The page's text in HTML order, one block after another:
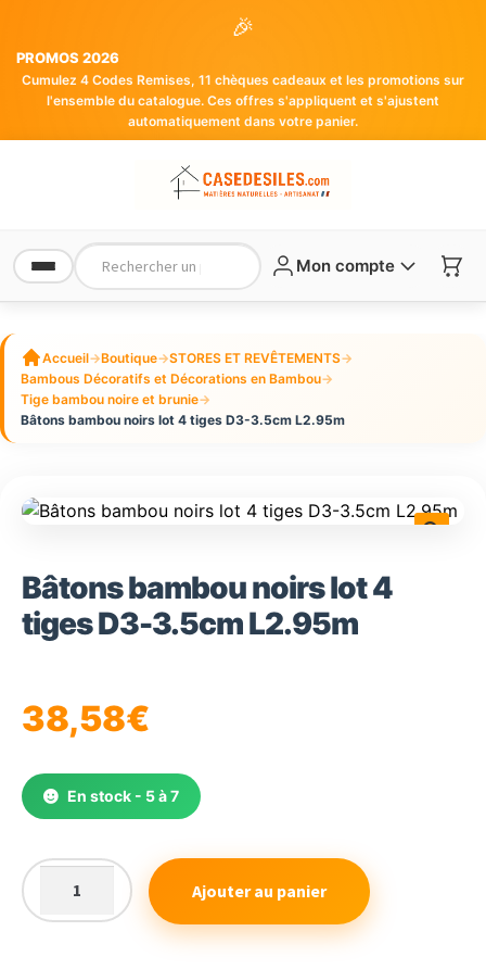
🎉
PROMOS 2026
Cumulez 4 Codes Remises, 11 chèques cadeaux et les promotions sur
l'ensemble du catalogue. Ces offres s'appliquent et s'ajustent
automatiquement dans votre panier.
Mon compte
Accueil→Boutique→STORES ET REVÊTEMENTS→
Bambous Décoratifs et Décorations en Bambou→
Tige bambou noire et brunie→
Bâtons bambou noirs lot 4 tiges D3-3.5cm L2.95m
Bâtons bambou noirs lot 4
tiges D3-3.5cm L2.95m
38,58€
En stock - 5 à 7
quantité
de
Ajouter au panier